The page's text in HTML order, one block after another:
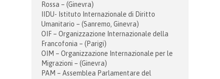
Rossa – (Ginevra)
IIDU- Istituto Internazionale di Diritto
Umanitario – (Sanremo, Ginevra)
OIF – Organizzazione Internazionale della
Francofonia – (Parigi)
OIM – Organizzazione Internazionale per le
Migrazioni – (Ginevra)
PAM – Assemblea Parlamentare del